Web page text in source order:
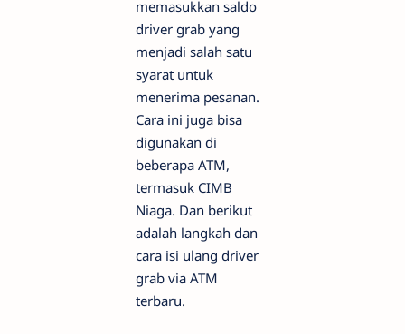
memasukkan saldo
driver grab yang
menjadi salah satu
syarat untuk
menerima pesanan.
Cara ini juga bisa
digunakan di
beberapa ATM,
termasuk CIMB
Niaga. Dan berikut
adalah langkah dan
cara isi ulang driver
grab via ATM
terbaru.